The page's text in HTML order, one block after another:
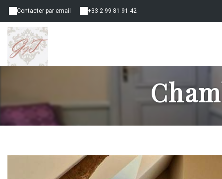
Contacter par email +33 2 99 81 91 42